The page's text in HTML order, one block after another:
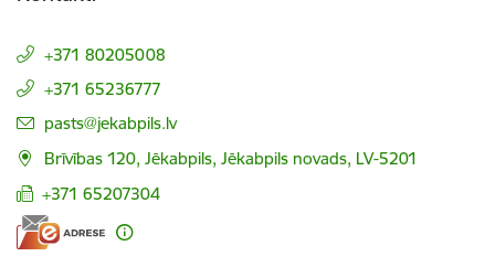
+371 80205008
+371 65236777
E-pasts:
pasts@jekabpils.lv
Brīvības 120, Jēkabpils, Jēkabpils novads, LV-5201
+371 65207304